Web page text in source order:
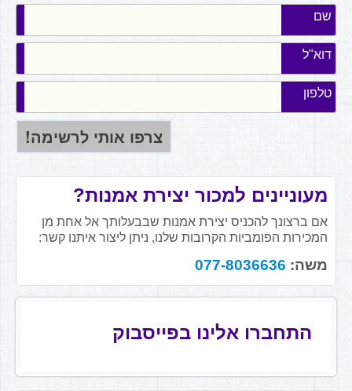
שם
דוא"ל
טלפון
מעוניינים למכור יצירת אמנות?
אם ברצונך להכניס יצירת אמנות שבבעלותך אל אחת מן
המכירות הפומביות הקרובות שלנו, ניתן ליצור איתנו קשר:
משה: 077-8036636
התחברו אלינו בפייסבוק